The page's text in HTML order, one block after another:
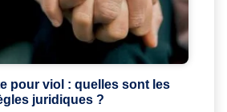
pour viol : quelles sont les
juridiques ?